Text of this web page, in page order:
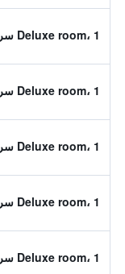
Deluxe room، 1 سرير كينغ
Deluxe room، 1 سرير كينغ
Deluxe room، 1 سرير كينغ
Deluxe room، 1 سرير كينغ
Deluxe room، 1 سرير كينغ